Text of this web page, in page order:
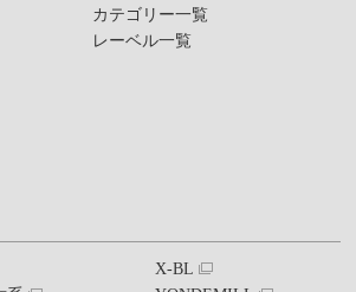
カテゴリー一覧
レーベル一覧
X-BL